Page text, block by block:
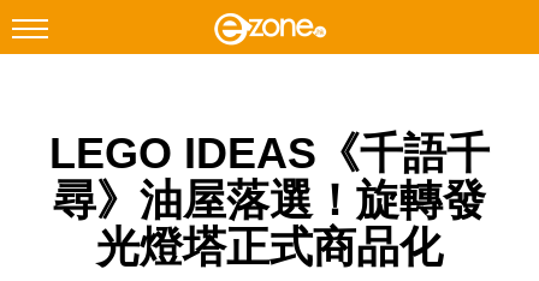
Facebook Instagram
科技焦點
LEGO IDEAS《千語千
尋》油屋落選！旋轉發
光燈塔正式商品化